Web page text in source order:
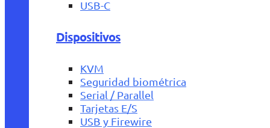
USB-C
Dispositivos
KVM
Seguridad biométrica
Serial / Parallel
Tarjetas E/S
USB y Firewire